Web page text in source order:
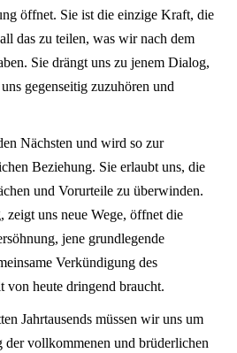
öffnet. Sie ist die einzige Kraft, die
das zu teilen, was wir nach dem
Sie drängt uns zu jenem Dialog,
gegenseitig zuzuhören und
Nächsten und wird so zur
Beziehung. Sie erlaubt uns, die
und Vorurteile zu überwinden.
zeigt uns neue Wege, öffnet die
jene grundlegende
Verkündigung des
von heute dringend braucht.
Jahrtausends müssen wir uns um
der vollkommenen und brüderlichen